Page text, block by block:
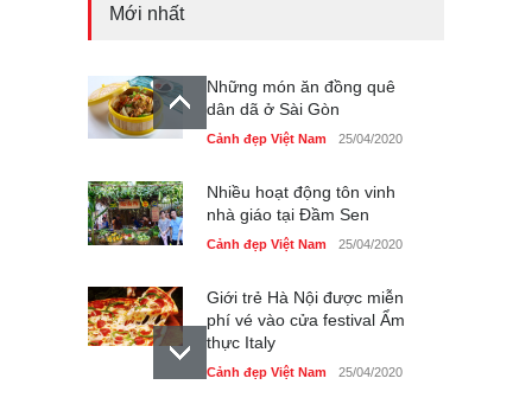
Mới nhất
Những món ăn đồng quê
dân dã ở Sài Gòn
Cảnh đẹp Việt Nam 25/04/2020
Nhiều hoạt động tôn vinh
nhà giáo tại Đầm Sen
Cảnh đẹp Việt Nam 25/04/2020
Giới trẻ Hà Nội được miễn
phí vé vào cửa festival Ẩm
thực Italy
Cảnh đẹp Việt Nam 25/04/2020